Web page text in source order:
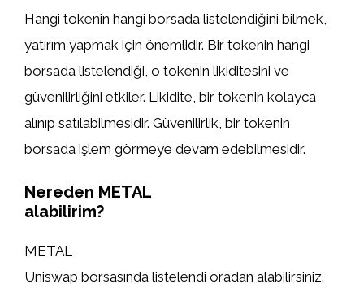
Hangi tokenin hangi borsada listelendiğini bilmek,
yatırım yapmak için önemlidir. Bir tokenin hangi
borsada listelendiği, o tokenin likiditesini ve
güvenilirliğini etkiler. Likidite, bir tokenin kolayca
alınıp satılabilmesidir. Güvenilirlik, bir tokenin
borsada işlem görmeye devam edebilmesidir.
Nereden METAL
alabilirim?
METAL
Uniswap borsasında listelendi oradan alabilirsiniz.